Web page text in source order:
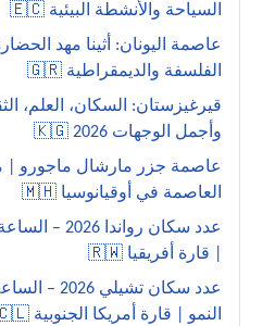
السياحة والأنشطة البيئية 🇪🇨
عاصمة اليونان: أثينا مهد
الفلسفة والديمقراطية 🇬🇷
قيرغيزستان: السكان، العلم،
وأجمل الوجهات 2026 🇰🇬
عاصمة جزر مارشال ماجورو |
العاصمة في أوقيانوسيا 🇲🇭
عدد سكان
| قارة أفريقيا 🇷🇼
عدد سكان
النمو | قارة أمريكا الجنوبية 🇨🇱